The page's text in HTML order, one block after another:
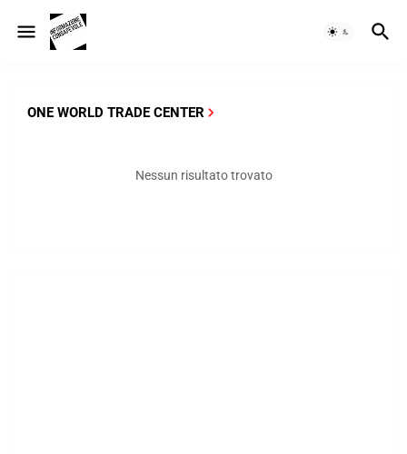
ONE WORLD TRADE CENTER
Nessun risultato trovato